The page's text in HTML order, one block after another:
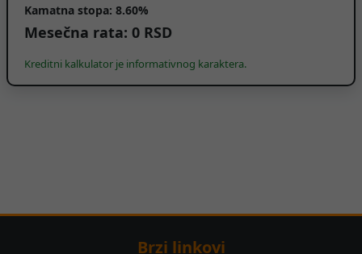
Kamatna stopa: 8.60%
Mesečna rata: 0 RSD
Kreditni kalkulator je informativnog karaktera.
Brzi linkovi